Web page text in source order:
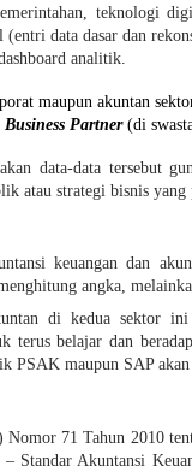
teknologi
data dasar dan
analitik.
maupun akuntan
Business Partner (di
data-data tersebut
atau strategi bisnis yang
keuangan dan
angka,
di kedua sektor
terus belajar dan
PSAK maupun SAP
Nomor 71 Tahun 2010
Standar Akuntansi